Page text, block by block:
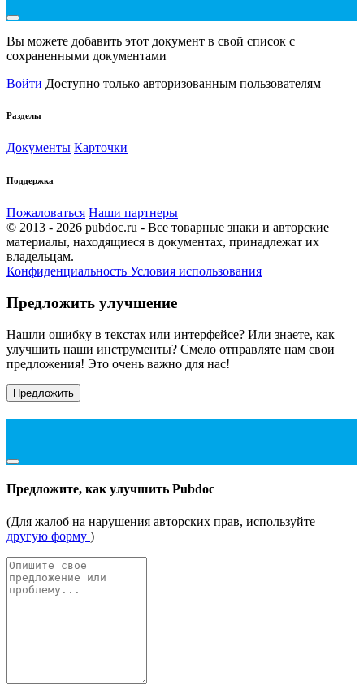
Вы можете добавить этот документ в свой список с
сохраненными документами
Войти Доступно только авторизованным пользователям
Разделы
Документы Карточки
Поддержка
Пожаловаться Наши партнеры
© 2013 - 2026 pubdoc.ru - Все товарные знаки и авторские
материалы, находящиеся в документах, принадлежат их
владельцам.
Конфиденциальность Условия использования
Предложить улучшение
Нашли ошибку в текстах или интерфейсе? Или знаете, как
улучшить наши инструменты? Смело отправляте нам свои
предложения! Это очень важно для нас!
Предложить
Предложите, как улучшить Pubdoc
(Для жалоб на нарушения авторских прав, используйте
другую форму )